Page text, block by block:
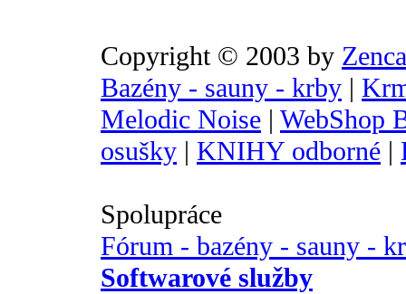
Copyright © 2003 by
Bazény - sauny - krby |
Melodic Noise | WebShop
osušky | KNIHY odborné |
Spolupráce
Fórum - bazény - sauny -
Softwarové služby